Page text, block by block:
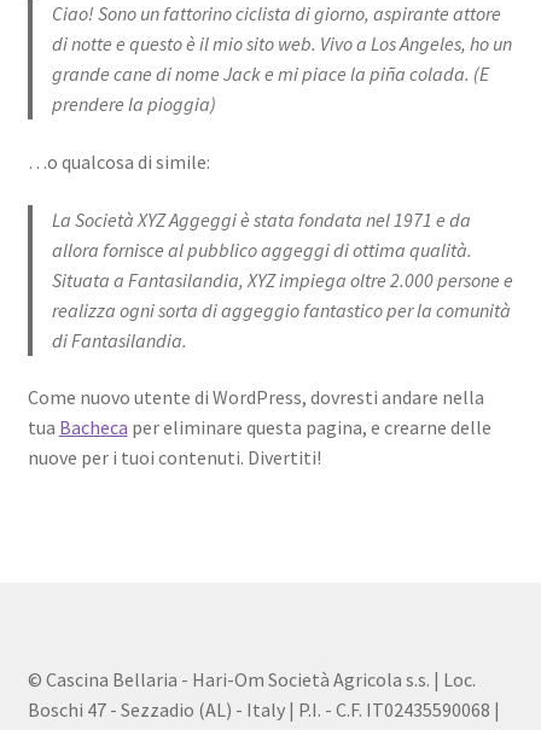
Carrello
Il mio account
Ciao! Sono un fattorino ciclista di giorno, aspirante attore
di notte e questo è il mio sito web. Vivo a Los Angeles, ho un
grande cane di nome Jack e mi piace la piña colada. (E
prendere la pioggia)
…o qualcosa di simile:
La Società XYZ Aggeggi è stata fondata nel 1971 e da
allora fornisce al pubblico aggeggi di ottima qualità.
Situata a Fantasilandia, XYZ impiega oltre 2.000 persone e
realizza ogni sorta di aggeggio fantastico per la comunità
di Fantasilandia.
Come nuovo utente di WordPress, dovresti andare nella
tua Bacheca per eliminare questa pagina, e crearne delle
nuove per i tuoi contenuti. Divertiti!
© Cascina Bellaria - Hari-Om Società Agricola s.s. | Loc.
Boschi 47 - Sezzadio (AL) - Italy | P.I. - C.F. IT02435590068 |